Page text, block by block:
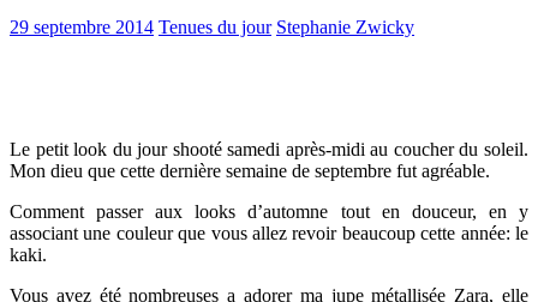
29 septembre 2014 Tenues du jour Stephanie Zwicky
Le petit look du jour shooté samedi après-midi au coucher du soleil.
Mon dieu que cette dernière semaine de septembre fut agréable.
Comment passer aux looks d’automne tout en douceur, en y
associant une couleur que vous allez revoir beaucoup cette année: le
kaki.
Vous avez été nombreuses a adorer ma jupe métallisée Zara, elle